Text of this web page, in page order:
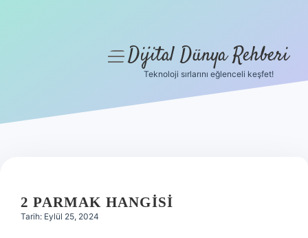
Hakkımızda
menüyüDijital Dünya Rehberi
Teknoloji sırlarını eğlenceli keşfet!
2 PARMAK HANGISI
Tarih: Eylül 25, 2024